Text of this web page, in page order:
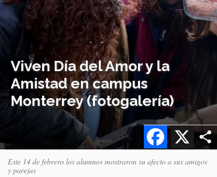
Viven Día del Amor y la
Amistad en campus
Monterrey (fotogalería)
X
Facebook
Este 14 de febrero los alumnos mostraron su afecto a sus amigos
y parejas